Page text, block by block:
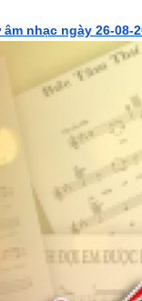
âm nhạc ngày 26-